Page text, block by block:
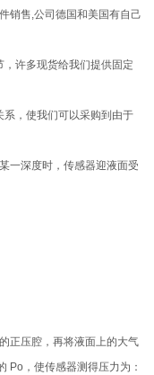
销售,公司德国和美国有自己
许多现货给我们提供固定
，使我们可以采购到由于
一深度时，传感器迎液面受
正压腔，再将液面上的大气
Po，使传感器测得压力为：